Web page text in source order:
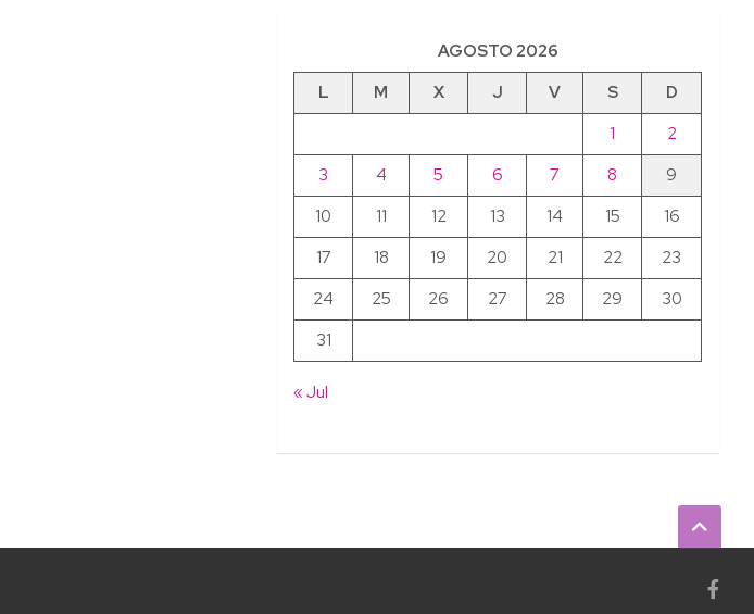
AGOSTO 2026
L
M X J V S
D
1
2
3
4 5 6 7 8
9
10
11 12 13 14 15
16
17
18 19 20 21 22
23
24
25 26 27 28 29
30
31
« Jul